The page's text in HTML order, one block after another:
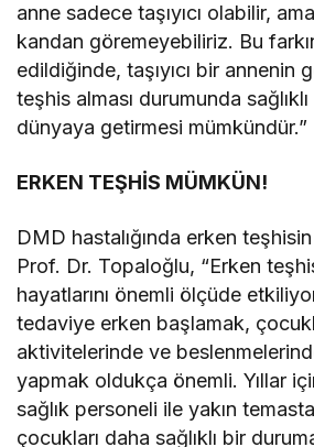
anne sadece taşıyıcı olabilir,
kandan göremeyebiliriz. Bu
edildiğinde, taşıyıcı bir annenin
teşhis alması durumunda
dünyaya getirmesi mümkündür.”
ERKEN TEŞHİS MÜMKÜN!
DMD hastalığında erken
Prof. Dr. Topaloğlu, “Erken
hayatlarını önemli ölçüde
tedaviye erken başlamak,
aktivitelerinde ve
yapmak oldukça önemli. Yıllar
sağlık personeli ile yakın
çocukları daha sağlıklı bir